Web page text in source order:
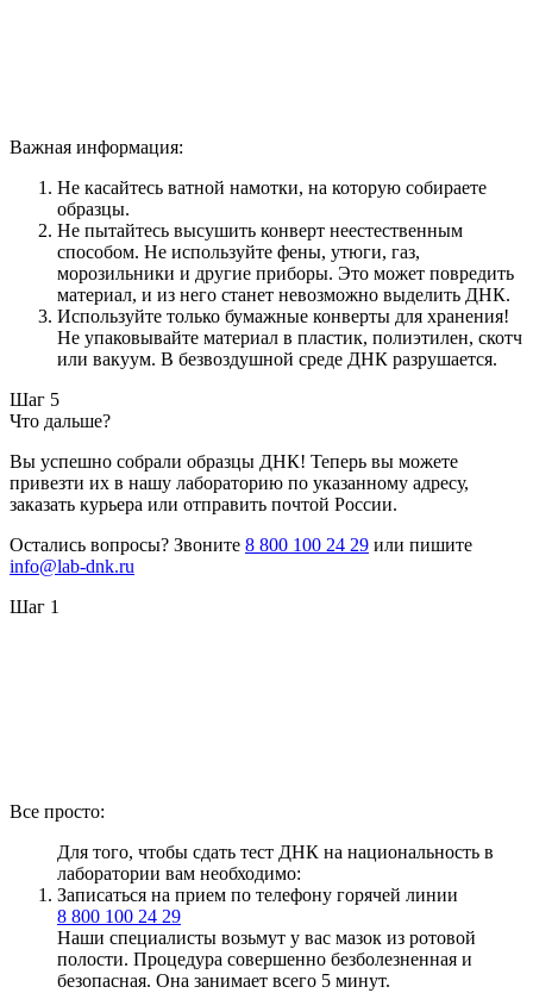
Важная информация:
Не касайтесь ватной намотки, на которую собираете
образцы.
Не пытайтесь высушить конверт неестественным
способом. Не используйте фены, утюги, газ,
морозильники и другие приборы. Это может повредить
материал, и из него станет невозможно выделить ДНК.
Используйте только бумажные конверты для хранения!
Не упаковывайте материал в пластик, полиэтилен, скотч
или вакуум. В безвоздушной среде ДНК разрушается.
Шаг 5
Что дальше?
Вы успешно собрали образцы ДНК! Теперь вы можете
привезти их в нашу лабораторию по указанному адресу,
заказать курьера или отправить почтой России.
Остались вопросы? Звоните 8 800 100 24 29 или пишите
info@lab-dnk.ru
Шаг 1
Все просто:
Для того, чтобы сдать тест ДНК на национальность в
лаборатории вам необходимо:
Записаться на прием по телефону горячей линии
8 800 100 24 29
Наши специалисты возьмут у вас мазок из ротовой
полости. Процедура совершенно безболезненная и
безопасная. Она занимает всего 5 минут.